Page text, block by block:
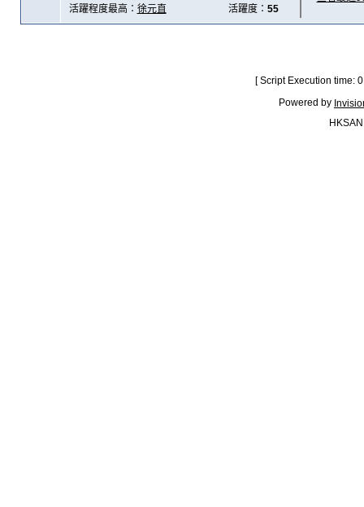
活躍程度最高： 徐元直 活躍度： 55
[ Script Execution time:
Powered by